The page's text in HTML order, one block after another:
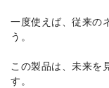
一度使えば、従来の
う。
この製品は、未来を
す。